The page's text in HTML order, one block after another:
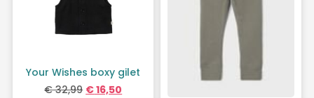
Your Wishes boxy gilet
€32,99 €16,50